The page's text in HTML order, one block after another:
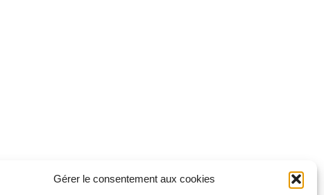
Gérer le consentement aux cookies